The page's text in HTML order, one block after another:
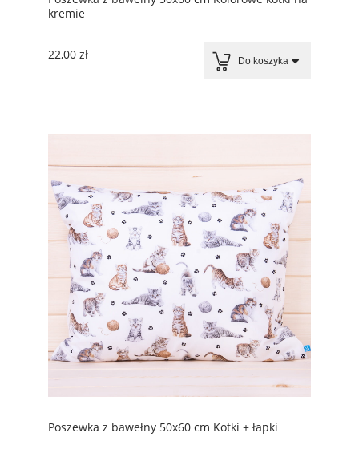
kremie
22,00 zł Do koszyka
Poszewka z bawełny 50x60 cm Kotki + łapki